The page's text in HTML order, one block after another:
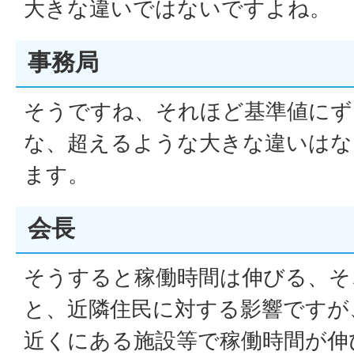
大きな違いではないですよね。
事務局
そうですね、それほど基準値に
な、超えるような大きな違いは
ます。
会長
そうすると稼働時間は伸びる、
と、近隣住民に対する影響です
近くにある施設等で稼働時間が